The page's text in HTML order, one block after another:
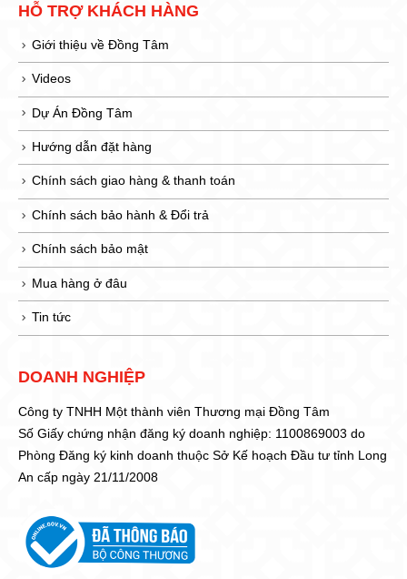
HỖ TRỢ KHÁCH HÀNG
Giới thiệu về Đồng Tâm
Videos
Dự Án Đồng Tâm
Hướng dẫn đặt hàng
Chính sách giao hàng & thanh toán
Chính sách bảo hành & Đổi trả
Chính sách bảo mật
Mua hàng ở đâu
Tin tức
DOANH NGHIỆP
Công ty TNHH Một thành viên Thương mại Đồng Tâm
Số Giấy chứng nhận đăng ký doanh nghiệp: 1100869003 do
Phòng Đăng ký kinh doanh thuộc Sở Kế hoạch Đầu tư tỉnh Long
An cấp ngày 21/11/2008